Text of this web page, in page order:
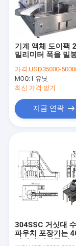
초음파 튜브 밀
자동 피스톤 충
병 채우고는 및
서보 피스톤 충
판지 바다표범
기계 액체 도이팩
밀리미터 폭을 밀
미리 형성되 팁 충
가격:USD35000-50000
MOQ:1 유닛
최신 가격 받기
지금 연락
304SSC 거싯대
파우치 포장기는